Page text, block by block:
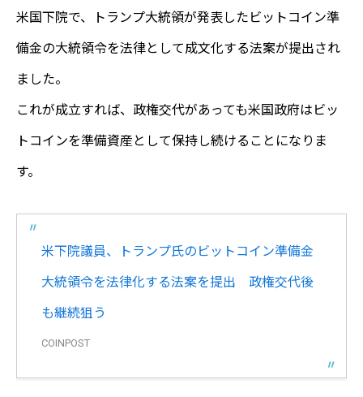
米国下院で、トランプ大統領が発表したビットコイン準
備金の大統領令を法律として成文化する法案が提出され
ました。
これが成立すれば、政権交代があっても米国政府はビッ
トコインを準備資産として保持し続けることになりま
す。
米下院議員、トランプ氏のビットコイン準備金
大統領令を法律化する法案を提出 政権交代後
も継続狙う
COINPOST